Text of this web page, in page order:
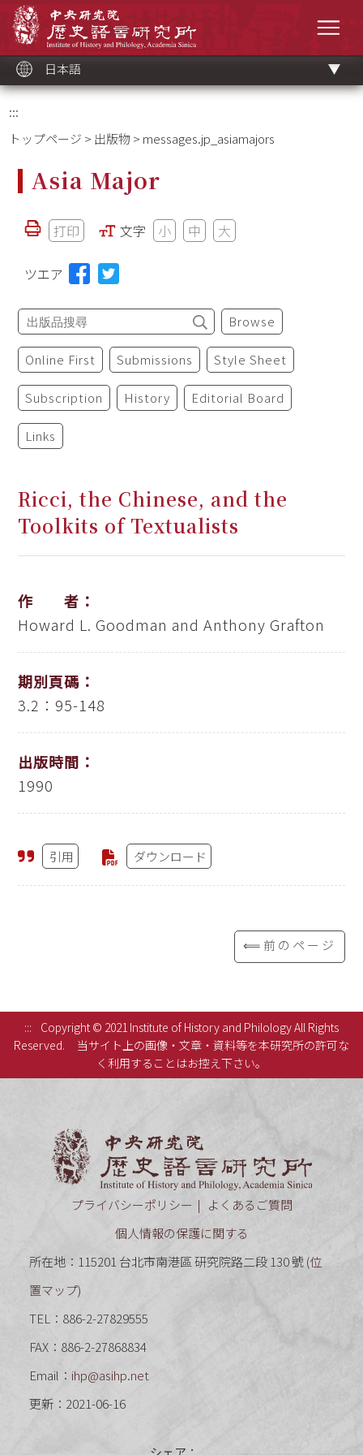
ッ
ク
日本語
:::
トップページ > 出版物 > messages.jp_asiamajors
Asia Major
打印 文字 小 中 大
ツエア
Browse
Online First Submissions Style Sheet
Subscription History Editorial Board
Links
Ricci, the Chinese, and the
Toolkits of Textualists
作 者：
Howard L. Goodman and Anthony Grafton
期別頁碼：
3.2：95-148
出版時間：
1990
引用 ダウンロード
⟸前のページ
:::
Copyright © 2021 Institute of History and Philology All Rights
Reserved.
当サイト上の画像・文章・資料等を本研究所の許可な
く利用することはお控え下さい。
プライバシーポリシー
よくあるご質問
個人情報の保護に関する
所在地：115201 台北市南港區 研究院路二段 130 號 (位
置マップ)
TEL：886-2-27829555
FAX：886-2-27868834
Email： ihp@asihp.net
更新：2021-06-16